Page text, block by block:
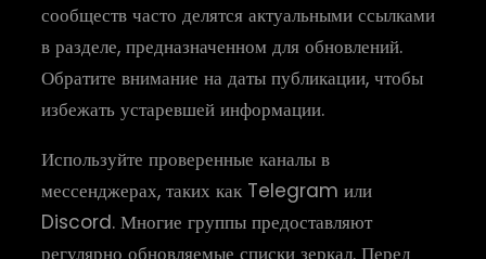
сообществ часто делятся актуальными ссылками
в разделе, предназначенном для обновлений.
Обратите внимание на даты публикации, чтобы
избежать устаревшей информации.
Используйте проверенные каналы в
мессенджерах, таких как Telegram или
Discord. Многие группы предоставляют
регулярно обновляемые списки зеркал. Перед